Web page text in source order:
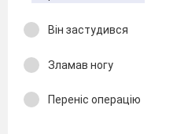
Він застудився
Зламав ногу
Переніс операцію